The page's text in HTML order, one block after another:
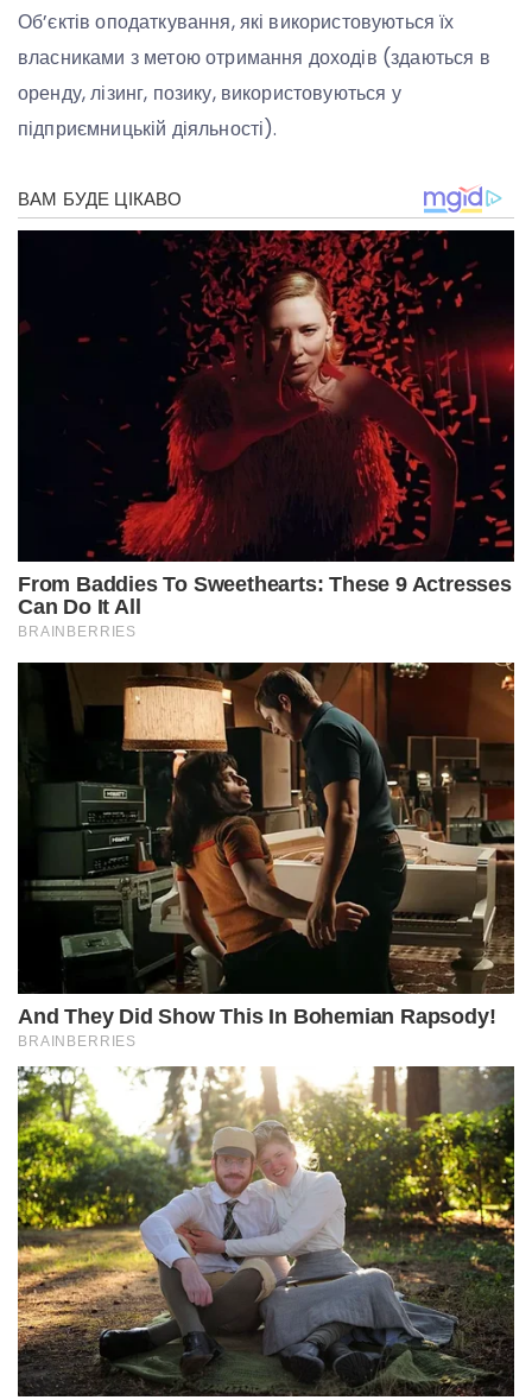
Об’єктів оподаткування, які використовуються їх
власниками з метою отримання доходів (здаються в
оренду, лізинг, позику, використовуються у
підприємницькій діяльності).